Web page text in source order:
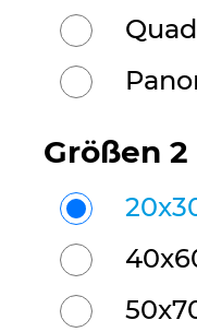
Größen 2